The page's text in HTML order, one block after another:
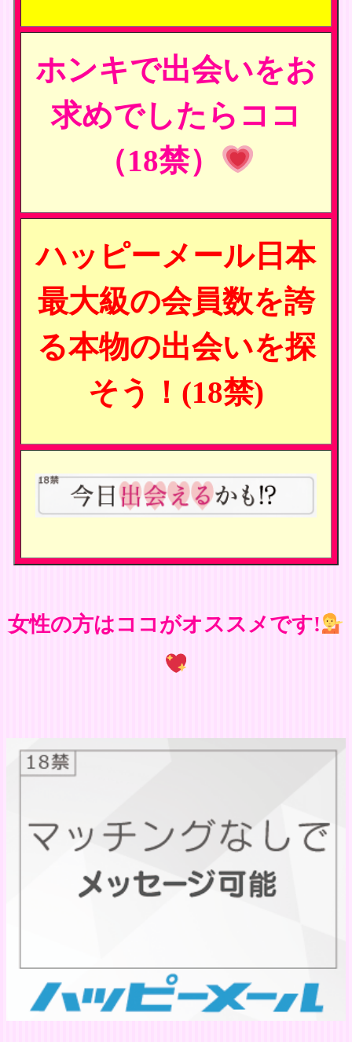
ホンキで出会いをお
求めでしたらココ
（18禁）
ハッピーメール日本
最大級の会員数を誇
る本物の出会いを探
そう！(18禁)
女性の方はココがオススメです!